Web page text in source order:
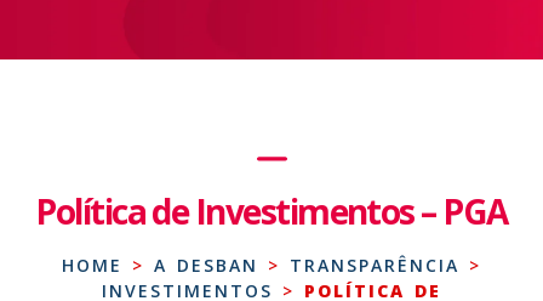
HOME > A DESBAN > TRANSPARÊNCIA >
INVESTIMENTOS > POLÍTICA DE
Política de Investimentos – PGA